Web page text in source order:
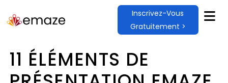
Inscrivez-Vous
Gratuitement >
11 ÉLÉMENTS DE